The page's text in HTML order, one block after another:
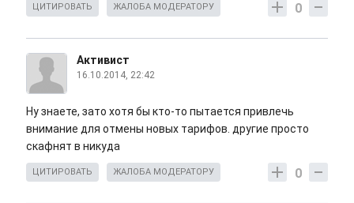
0
ЦИТИРОВАТЬ ЖАЛОБА МОДЕРАТОРУ
Активист
16.10.2014, 22:42
Ну знаете, зато хотя бы кто-то пытается привлечь
внимание для отмены новых тарифов. другие просто
скафнят в никуда
0
ЦИТИРОВАТЬ ЖАЛОБА МОДЕРАТОРУ